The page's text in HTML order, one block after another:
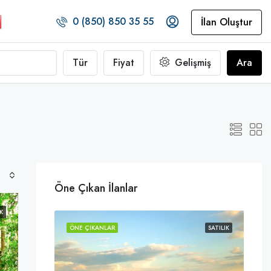
0 (850) 850 35 55 İlan Oluştur
Tür Fiyat Gelişmiş Ara
Öne Çıkan İlanlar
SATILIK SATILIK
ÖNE ÇIKANLAR